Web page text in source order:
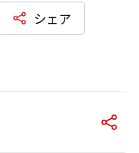
シェア